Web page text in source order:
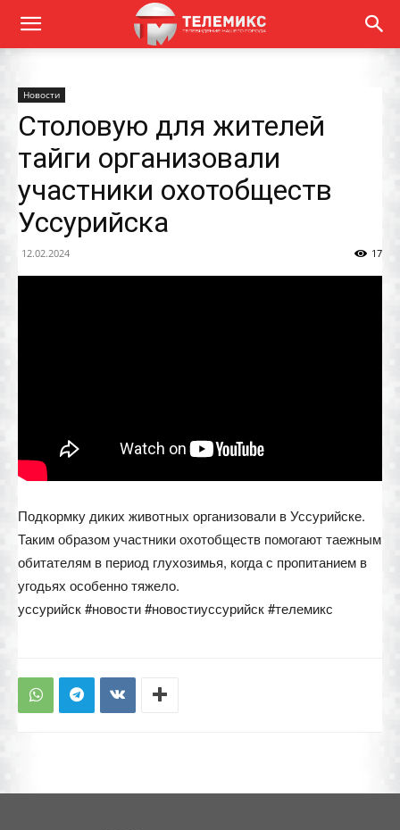
Новости
Столовую для жителей
тайги организовали
участники охотобществ
Уссурийска
12.02.2024 17
Подкормку диких животных организовали в Уссурийске.
Таким образом участники охотобществ помогают таежным
обитателям в период глухозимья, когда с пропитанием в
угодьях особенно тяжело.
уссурийск #новости #новостиуссурийск #телемикс